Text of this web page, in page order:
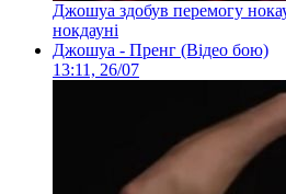
Джошуа здобув перемогу
нокдауні
Джошуа - Пренг (Відео бою)
13:11, 26/07